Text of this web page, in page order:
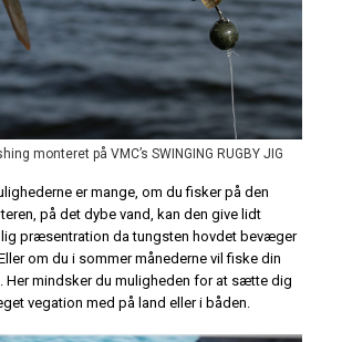
monteret på VMC’s SWINGING RUGBY JIG
er mange, om du fisker på den
på det dybe vand, kan den give lidt
præsentration da tungsten hovdet bevæger
om du i sommer månederne vil fiske din
Her mindsker du muligheden for at sætte dig
vegation med på land eller i båden.